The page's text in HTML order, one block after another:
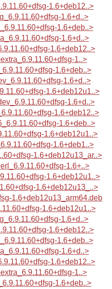
1.6+deb12..>
1.6+d..>
1.6+deb..>
1.6+d..>
1.6+deb12..>
1..>
1.6+deb..>
1.6+d..>
1.6+deb12u1..>
1.6+d..>
1.6+deb12..>
1.6+deb..>
1.6+deb12u1..>
1.6+deb1..>
1.6+deb12u13_ar..>
1.6+..>
1.6+deb12u1..>
1.6+deb12u13_..>
1.6+deb12u13_arm64.deb
1.6+deb12u1..>
1.6+d..>
1.6+deb12..>
1.6+deb..>
1.6+d..>
1.6+deb12..>
1..>
1.6+deb..>